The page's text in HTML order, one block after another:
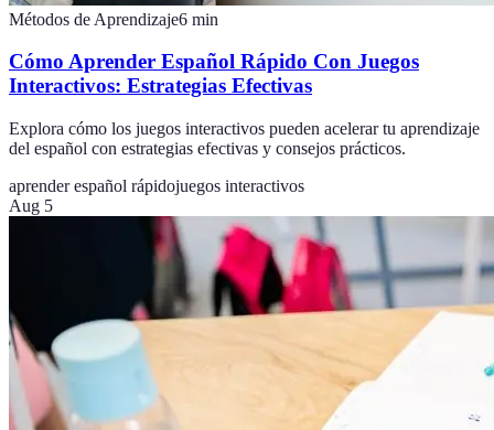
Métodos de Aprendizaje6 min
Cómo Aprender Español Rápido Con Juegos
Interactivos: Estrategias Efectivas
Explora cómo los juegos interactivos pueden acelerar tu aprendizaje
del español con estrategias efectivas y consejos prácticos.
aprender español rápidojuegos interactivos
Aug 5